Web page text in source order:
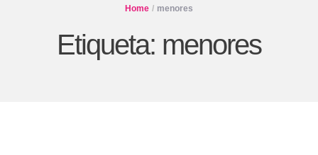
Home / menores
Etiqueta: menores